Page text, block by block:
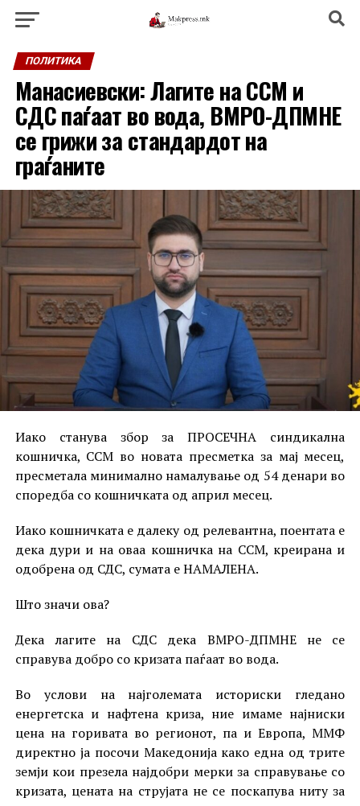
ПОЛИТИКА
Манасиевски: Лагите на ССМ и
СДС паѓаат во вода, ВМРО-ДПМНЕ
се грижи за стандардот на
граѓаните
Иако станува збор за ПРОСЕЧНА синдикална
кошничка, ССМ во новата пресметка за мај месец,
пресметала минимално намалување од 54 денари во
споредба со кошничката од април месец.
Иако кошничката е далеку од релевантна, поентата е
дека дури и на оваа кошничка на ССМ, креирана и
одобрена од СДС, сумата е НАМАЛЕНА.
Што значи ова?
Дека лагите на СДС дека ВМРО-ДПМНЕ не се
справува добро со кризата паѓаат во вода.
Во услови на најголемата историски гледано
енергетска и нафтена криза, ние имаме најниски
цена на горивата во регионот, па и Европа, ММФ
директно ја посочи Македонија како една од трите
земји кои презела најдобри мерки за справување со
кризата, цената на струјата не се поскапува ниту за